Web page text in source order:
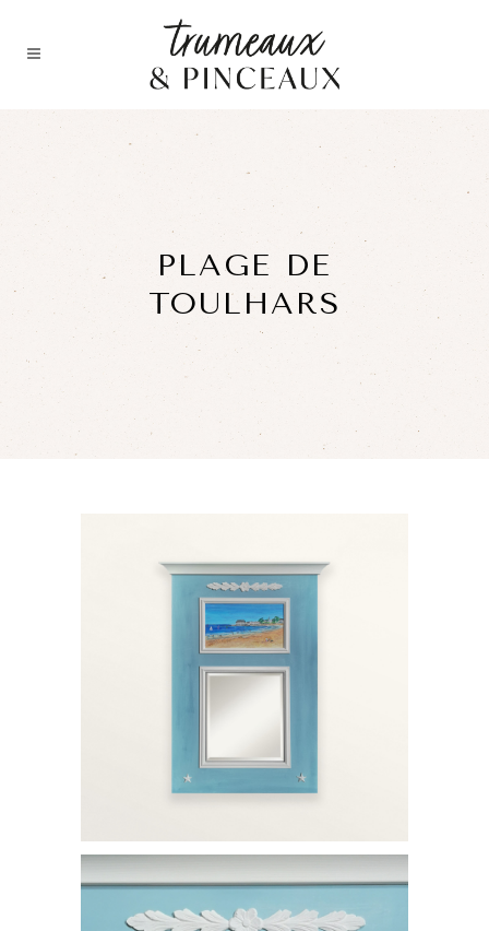
PLAGE DE
TOULHARS